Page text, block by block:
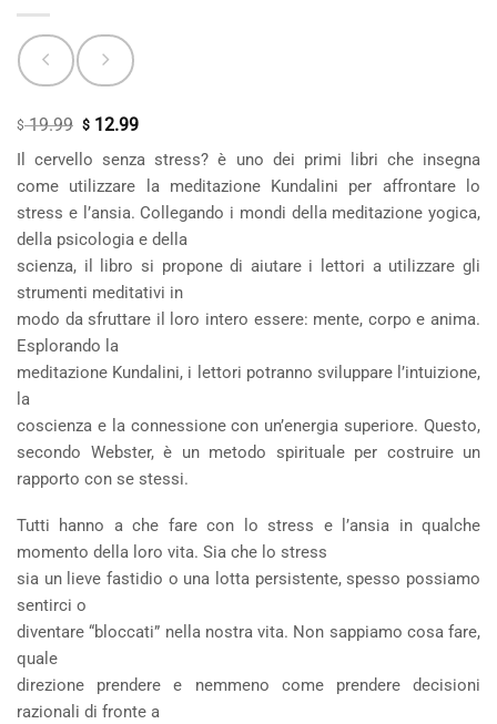
$19.99 Il
prezzo
originale
era:
$ 19.99.
$12.99Il
prezzo
attuale
è:
$ 12.99.
Il cervello senza stress? è uno dei primi libri che insegna
come utilizzare la meditazione Kundalini per affrontare lo
stress e l’ansia. Collegando i mondi della meditazione yogica,
della psicologia e della
scienza, il libro si propone di aiutare i lettori a utilizzare gli
strumenti meditativi in
modo da sfruttare il loro intero essere: mente, corpo e anima.
Esplorando la
meditazione Kundalini, i lettori potranno sviluppare l’intuizione,
la
coscienza e la connessione con un’energia superiore. Questo,
secondo Webster, è un metodo spirituale per costruire un
rapporto con se stessi.
Tutti hanno a che fare con lo stress e l’ansia in qualche
momento della loro vita. Sia che lo stress
sia un lieve fastidio o una lotta persistente, spesso possiamo
sentirci o
diventare “bloccati” nella nostra vita. Non sappiamo cosa fare,
quale
direzione prendere e nemmeno come prendere decisioni
razionali di fronte a